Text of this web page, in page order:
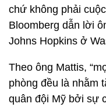
chứ không phải
Bloomberg dẫn lời
Johns Hopkins ở
Theo ông Mattis,
phòng đều là nhằm
quân đội Mỹ bởi sự